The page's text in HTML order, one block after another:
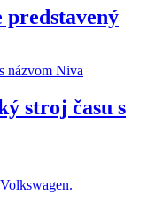
stroj času s